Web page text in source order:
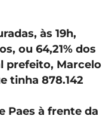
às 19h,
ou 64,21% dos
prefeito, Marcelo
tinha 878.142
Paes à frente da